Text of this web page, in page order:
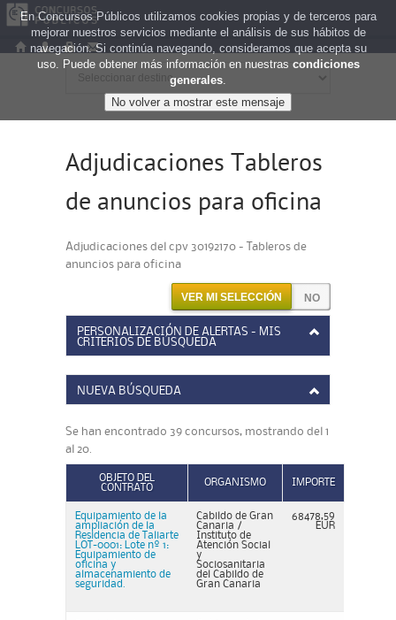
Adjudicaciones Tableros
de anuncios para oficina
Adjudicaciones del cpv 30192170 - Tableros de
anuncios para oficina
VER MI SELECCIÓN
PERSONALIZACIÓN DE ALERTAS - MIS
CRITERIOS DE BÚSQUEDA
NUEVA BÚSQUEDA
Se han encontrado 39 concursos, mostrando del 1
al 20.
OBJETO DEL
CONTRATO
ORGANISMO IMPORTE
Equipamiento de la
ampliación de la
Residencia de Taliarte
LOT-0001: Lote nº 1:
Equipamiento de
oficina y
almacenamiento de
seguridad.
Cabildo de Gran
Canaria /
Instituto de
Atención Social
y
Sociosanitaria
del Cabildo de
Gran Canaria
68478,59
EUR
En Concursos Públicos utilizamos cookies propias y de terceros para
mejorar nuestros servicios mediante el análisis de sus hábitos de
navegación. Si continúa navegando, consideramos que acepta su
uso. Puede obtener más información en nuestras condiciones
generales.